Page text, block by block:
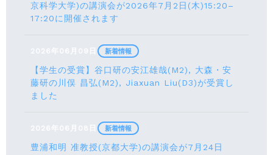
京科学大学)の講演会が2026年7月2日(木)15:20–
17:20に開催されます
2026年06月09日
【学生の受賞】谷口研の安江雄哉(M2), 大森・安
藤研の川俣 昌弘(M2), Jiaxuan Liu(D3)が受賞し
ました
新着情報
2026年06月08日
豊浦和明 准教授(京都大学)の講演会が7月24⽇
新着情報